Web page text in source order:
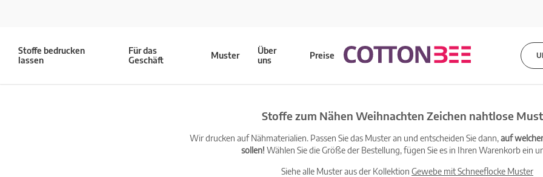
Stoffe bedrucken
lassen
Für das
Geschäft
Muster
Über
uns
Preise
Stoffe zum Nähen Weihnachten Zeichen nahtlose
Wir drucken auf Nähmaterialien. Passen Sie das Muster an und entscheiden Sie dann,auf
sollen! Wählen Sie die Größe der Bestellung, fügen Sie es in Ihren Warenkorb ein
Siehe alle Muster aus der Kollektion Gewebe mit Schneeflocke Muster